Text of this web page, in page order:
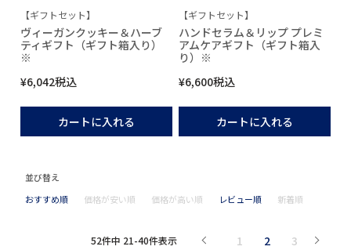
【ギフトセット】
ヴィーガンクッキー＆ハーブ
ティギフト（ギフト箱入り）
※
¥6,042税込
カートに入れる
【ギフトセット】
ハンドセラム＆リップ プレミ
アムケアギフト（ギフト箱入
り）※
¥6,600税込
カートに入れる
並び替え
おすすめ順
価格が安い順 価格が高い順 レビュー順 新着順
52件中 21-40件表示 1 2 3